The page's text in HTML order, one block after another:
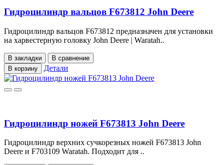
Гидроцилиндр вальцов F673812 John Deere
Гидроцилиндр вальцов F673812 предназначен для установки
на харвестерную головку John Deere | Waratah..
В закладки
В сравнение
В корзину
Детали
Гидроцилиндр ножей F673813 John Deere
Гидроцилиндр верхних сучкорезных ножей F673813 John
Deere и F703109 Waratah. Подходит для ..